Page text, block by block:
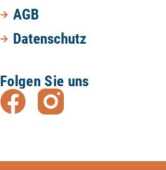
AGB
Datenschutz
Folgen Sie uns